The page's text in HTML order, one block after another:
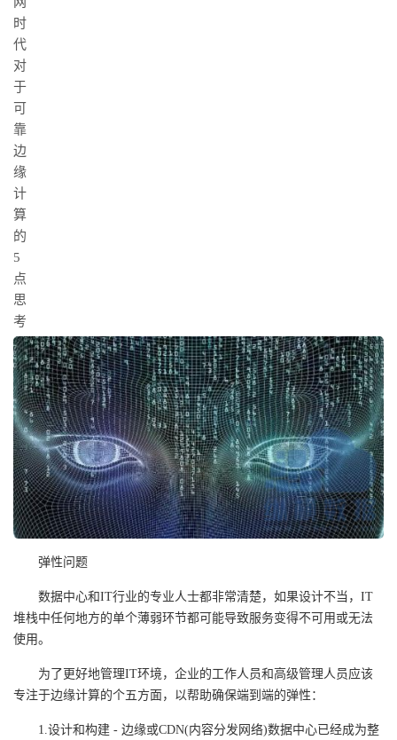
弹性问题
数据中心和IT行业的专业人士都非常清楚，如果设计不当，IT
堆栈中任何地方的单个薄弱环节都可能导致服务变得不可用或无法
使用。
为了更好地管理IT环境，企业的工作人员和高级管理人员应该
专注于边缘计算的个五方面，以帮助确保端到端的弹性：
1.设计和构建 - 边缘或CDN(内容分发网络)数据中心已经成为整